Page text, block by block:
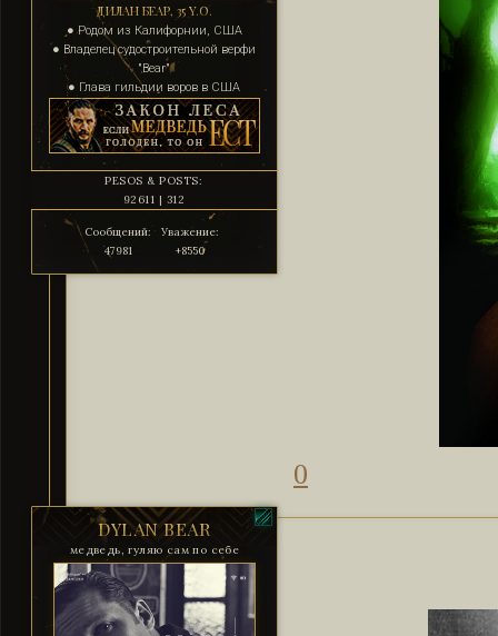
ДИЛАН БЕАР, 35 Y.O.
● Родом из Калифорнии, США
● Владелец судостроительной верфи
"Bear"
● Глава гильдии воров в США
PESOS & POSTS:
92611 | 312
Сообщений:
47981
Уважение:
+8550
0
DYLAN BEAR
медведь, гуляю сам по себе